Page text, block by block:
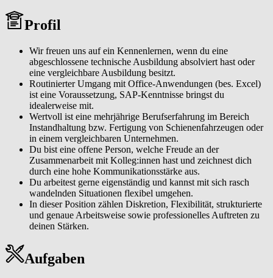
Österreich, treiben die österreichische Wirtschaft voran, fördern
Innovation und sind ein verlässlicher, verantwortungsbewusster
beruflichen und persönlichen Weiterentwicklung, setzen
Maßnahmen für ihre Gesundheit und gemeinsam schaffen wir eine
Unternehmenskultur, die von Wertschätzung und respektvoller
Zusammenarbeit geprägt ist.
Wir möchten neue Wege gehen. Und neue Wege schaffen. Heute.
Für morgen. Für uns. Jetzt Teil des #TeamOEBB werden!
Profil
Wir freuen uns auf ein Kennenlernen, wenn du eine
abgeschlossene technische Ausbildung absolviert hast oder
eine vergleichbare Ausbildung besitzt.
Routinierter Umgang mit Office-Anwendungen (bes. Excel)
ist eine Voraussetzung, SAP-Kenntnisse bringst du
idealerweise mit.
Wertvoll ist eine mehrjährige Berufserfahrung im Bereich
Instandhaltung bzw. Fertigung von Schienenfahrzeugen oder
in einem vergleichbaren Unternehmen.
Du bist eine offene Person, welche Freude an der
Zusammenarbeit mit Kolleg:innen hast und zeichnest dich
durch eine hohe Kommunikationsstärke aus.
Du arbeitest gerne eigenständig und kannst mit sich rasch
wandelnden Situationen flexibel umgehen.
In dieser Position zählen Diskretion, Flexibilität, strukturierte
und genaue Arbeitsweise sowie professionelles Auftreten zu
deinen Stärken.
Aufgaben